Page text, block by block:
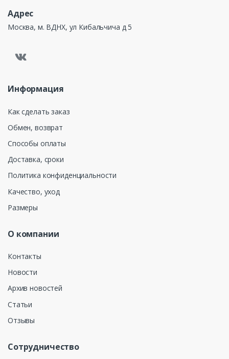
Адрес
Москва, м. ВДНХ, ул Кибальчича д 5
Информация
Как сделать заказ
Обмен, возврат
Способы оплаты
Доставка, сроки
Политика конфиденциальности
Качество, уход
Размеры
О компании
Контакты
Новости
Архив новостей
Статьи
Отзывы
Сотрудничество